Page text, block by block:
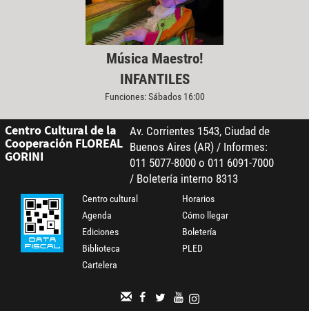
Música Maestro!
INFANTILES
Funciones: Sábados 16:00
Centro Cultural de la
Cooperación FLOREAL
GORINI
Av. Corrientes 1543, Ciudad de
Buenos Aires (AR) / Informes:
011 5077-8000 o 011 6091-7000
/ Boletería interno 8313
Centro cultural
Agenda
Ediciones
Biblioteca
Cartelera
Horarios
Cómo llegar
Boletería
PLED